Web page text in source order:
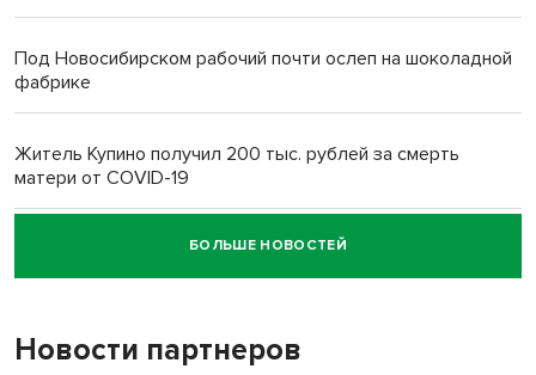
Под Новосибирском рабочий почти ослеп на шоколадной
фабрике
Житель Купино получил 200 тыс. рублей за смерть
матери от COVID-19
Новосибирский суд наказал водителя за смерть
пенсионерки на вокзале
БОЛЬШЕ НОВОСТЕЙ
Новости партнеров